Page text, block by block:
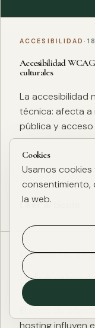
ACCESIBILIDAD ·
Accesibilidad WCAG
culturales
La accesibilidad
técnica: afecta a
pública y
Leer artículo
ESG DIGITAL·27
Huella de carbono
ESG de una web
El peso de
hosting influyen
Cookies
Usamos
consentimiento,
la web.